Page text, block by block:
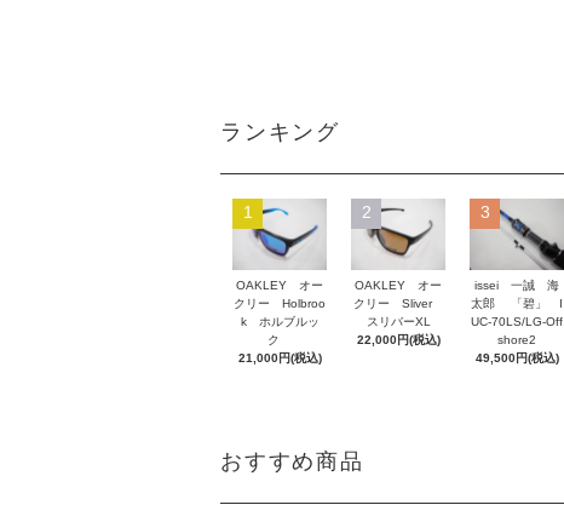
ランキング
1
OAKLEY オー
クリー Holbroo
k ホルブルッ
ク
21,000円(税込)
2
OAKLEY オー
クリー Sliver
スリバーXL
22,000円(税込)
3
issei 一誠 海
太郎 「碧」 I
UC-70LS/LG-Off
shore2
49,500円(税込)
おすすめ商品